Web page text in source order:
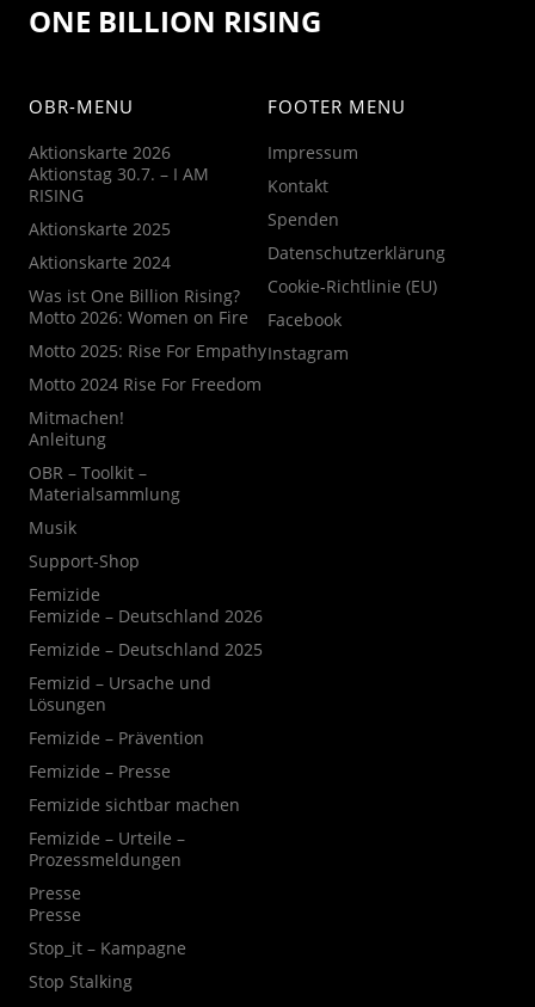
ONE BILLION RISING
OBR-MENU
Aktionskarte 2026
Aktionstag 30.7. – I AM
RISING
Aktionskarte 2025
Aktionskarte 2024
Was ist One Billion Rising?
Motto 2026: Women on Fire
Motto 2025: Rise For Empathy
Motto 2024 Rise For Freedom
Mitmachen!
Anleitung
OBR – Toolkit –
Materialsammlung
Musik
Support-Shop
Femizide
Femizide – Deutschland 2026
Femizide – Deutschland 2025
Femizid – Ursache und
Lösungen
Femizide – Prävention
Femizide – Presse
Femizide sichtbar machen
Femizide – Urteile –
Prozessmeldungen
Presse
Presse
Stop_it – Kampagne
Stop Stalking
FOOTER MENU
Impressum
Kontakt
Spenden
Datenschutzerklärung
Cookie-Richtlinie (EU)
Facebook
Instagram